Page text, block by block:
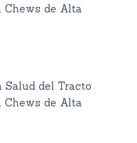
Chews de Alta
Salud del Tracto
Chews de Alta